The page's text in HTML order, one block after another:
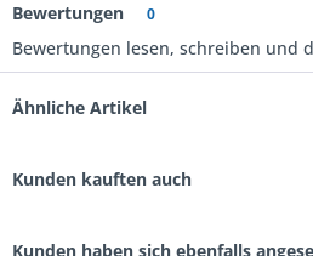
Bewertungen 0
Bewertungen lesen, schreiben und
Ähnliche Artikel
Kunden kauften auch
Kunden haben sich ebenfalls